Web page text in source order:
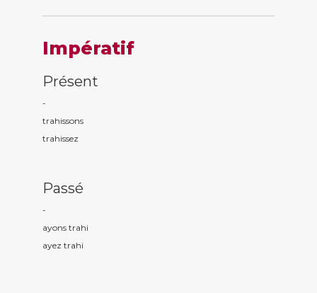
Impératif
Présent
-
trahissons
trahissez
Passé
-
ayons trahi
ayez trahi